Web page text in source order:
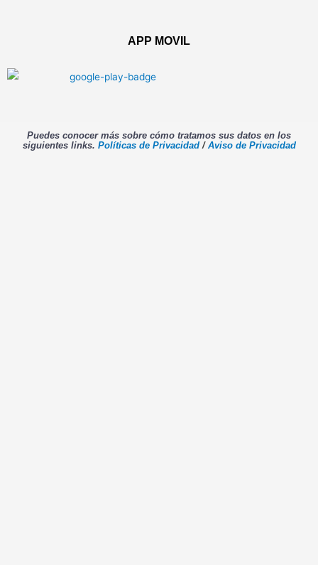
APP MOVIL
Puedes conocer más sobre cómo tratamos sus datos en los
siguientes links. Políticas de Privacidad/ Aviso de Privacidad